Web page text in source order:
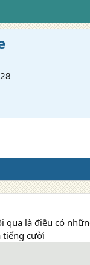
28
là điều có
tiếng cười